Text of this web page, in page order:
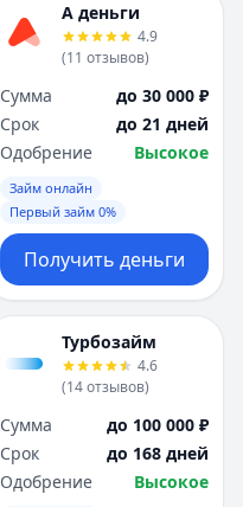
А деньги
4.9
(11 отзывов)
Сумма
до 30 000 ₽
Срок
до 21 дней
Одобрение
Высокое
Займ онлайн
Первый займ 0%
Получить деньги
Турбозайм
4.6
(14отзывов)
Сумма
до 100 000 ₽
Срок
до 168 дней
Одобрение
Высокое